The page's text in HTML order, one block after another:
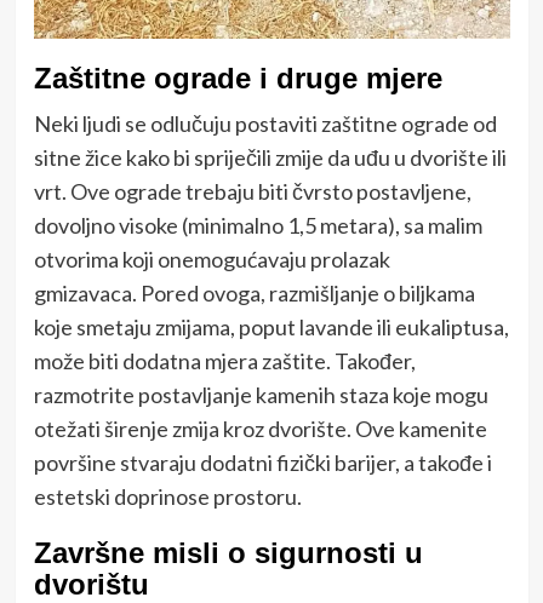
Zaštitne ograde i druge mjere
Neki ljudi se odlučuju postaviti zaštitne ograde od
sitne žice kako bi spriječili zmije da uđu u dvorište ili
vrt. Ove ograde trebaju biti čvrsto postavljene,
dovoljno visoke (minimalno 1,5 metara), sa malim
otvorima koji onemogućavaju prolazak
gmizavaca. Pored ovoga, razmišljanje o biljkama
koje smetaju zmijama, poput lavande ili eukaliptusa,
može biti dodatna mjera zaštite. Također,
razmotrite postavljanje kamenih staza koje mogu
otežati širenje zmija kroz dvorište. Ove kamenite
površine stvaraju dodatni fizički barijer, a takođe i
estetski doprinose prostoru.
Završne misli o sigurnosti u
dvorištu